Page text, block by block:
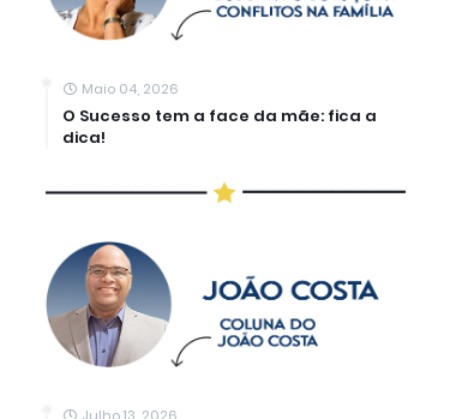
Maio 04, 2026
O Sucesso tem a face da mãe: fica a
dica!